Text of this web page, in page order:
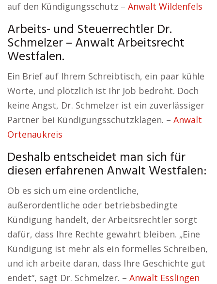
auf den Kündigungsschutz – Anwalt Wildenfels
Arbeits- und Steuerrechtler Dr.
Schmelzer – Anwalt Arbeitsrecht
Westfalen.
Ein Brief auf Ihrem Schreibtisch, ein paar kühle
Worte, und plötzlich ist Ihr Job bedroht. Doch
keine Angst, Dr. Schmelzer ist ein zuverlässiger
Partner bei Kündigungsschutzklagen. – Anwalt
Ortenaukreis
Deshalb entscheidet man sich für
diesen erfahrenen Anwalt Westfalen:
Ob es sich um eine ordentliche,
außerordentliche oder betriebsbedingte
Kündigung handelt, der Arbeitsrechtler sorgt
dafür, dass Ihre Rechte gewahrt bleiben. „Eine
Kündigung ist mehr als ein formelles Schreiben,
und ich arbeite daran, dass Ihre Geschichte gut
endet“, sagt Dr. Schmelzer. – Anwalt Esslingen